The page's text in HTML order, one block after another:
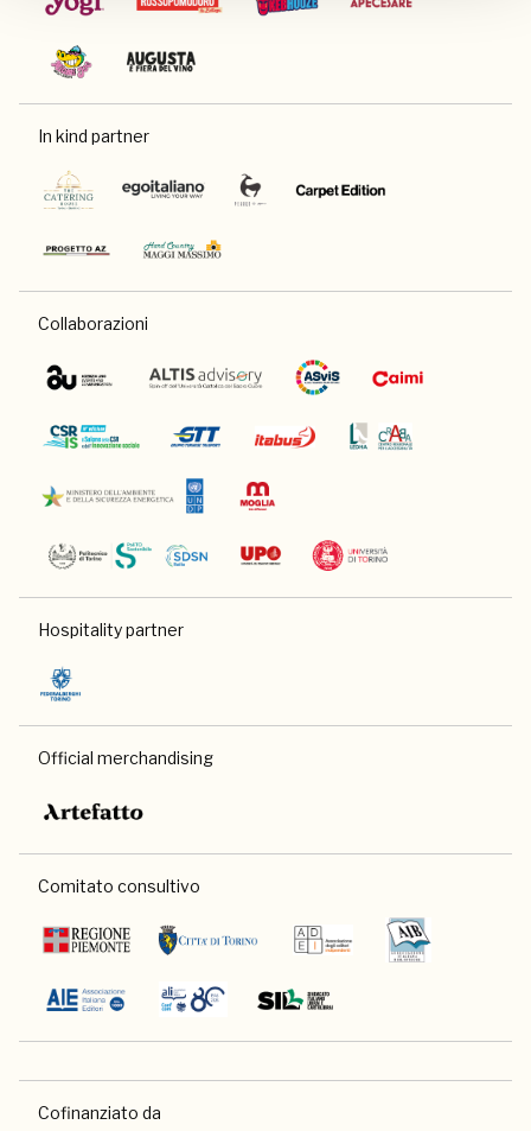
In kind partner
Collaborazioni
Hospitality partner
Official merchandising
Comitato consultivo
Cofinanziato da